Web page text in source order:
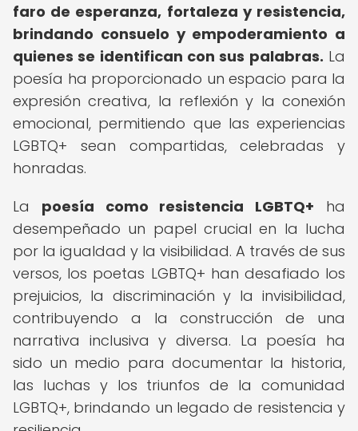
faro de esperanza, fortaleza y resistencia,
brindando consuelo y empoderamiento a
quienes se identifican con sus palabras. La
poesía ha proporcionado un espacio para la
expresión creativa, la reflexión y la conexión
emocional, permitiendo que las experiencias
LGBTQ+ sean compartidas, celebradas y
honradas.
La poesía como resistencia LGBTQ+ ha
desempeñado un papel crucial en la lucha
por la igualdad y la visibilidad. A través de sus
versos, los poetas LGBTQ+ han desafiado los
prejuicios, la discriminación y la invisibilidad,
contribuyendo a la construcción de una
narrativa inclusiva y diversa. La poesía ha
sido un medio para documentar la historia,
las luchas y los triunfos de la comunidad
LGBTQ+, brindando un legado de resistencia y